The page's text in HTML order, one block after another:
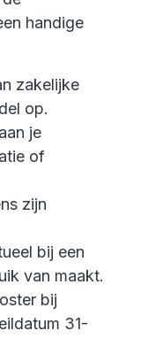
handige
zakelijke
op.
je
of
zijn
bij een
van maakt.
bij
31-